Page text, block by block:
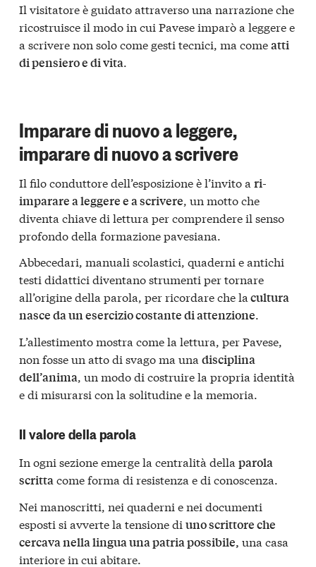
Il visitatore è guidato attraverso una narrazione che
ricostruisce il modo in cui Pavese imparò a leggere e
a scrivere non solo come gesti tecnici, ma comeatti
di pensiero e di vita.
Imparare di nuovo a leggere,
imparare di nuovo a scrivere
Il filo conduttore dell’esposizione è l’invito a ri-
imparare a leggere e a scrivere, un motto che
diventa chiave di lettura per comprendere il senso
profondo della formazione pavesiana.
Abbecedari, manuali scolastici, quaderni e antichi
testi didattici diventano strumenti per tornare
all’origine della parola, per ricordare che la cultura
nasce da un esercizio costante di attenzione.
L’allestimento mostra come la lettura, per Pavese,
non fosse un atto di svago ma una disciplina
dell’anima, un modo di costruire la propria identità
e di misurarsi con la solitudine e la memoria.
Il valore della parola
In ogni sezione emerge la centralità della parola
scrittacome forma di resistenza e di conoscenza.
Nei manoscritti, nei quaderni e nei documenti
esposti si avverte la tensione di uno scrittore che
cercava nella lingua una patria possibile, una casa
interiore in cui abitare.